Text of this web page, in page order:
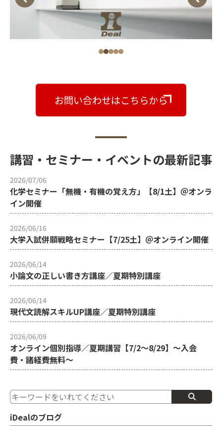
お問い合わせはこちらから
講習・セミナー・イベントの最新記事
2026/07/06
化学セミナー「無機・有機の覚え方」【8/1土】＠オンラ
イン開催
2026/06/16
大学入試併願戦略セミナー【7/25土】＠オンライン開催
2026/06/14
小論文の正しい書き方講座／夏期特別講座
2026/06/14
現代文読解スキルUP講座／夏期特別講座
2026/06/09
オンライン個別指導／夏期講習【7/2～8/29】～入会
費・諸経費無料～
iDealのブログ